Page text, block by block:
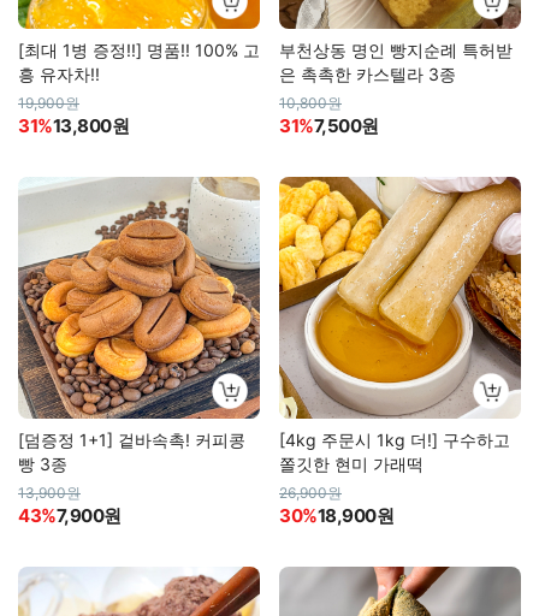
[최대 1병 증정!!] 명품!! 100% 고
흥 유자차!!
19,900원
31%13,800원
부천상동 명인 빵지순례 특허받
은 촉촉한 카스텔라 3종
10,800원
31%7,500원
[덤증정 1+1] 겉바속촉! 커피콩
빵 3종
13,900원
43%7,900원
[4kg 주문시 1kg 더!] 구수하고
쫄깃한 현미 가래떡
26,900원
30%18,900원